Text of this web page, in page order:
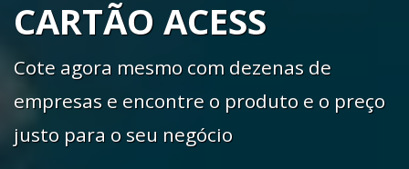
CARTÃO ACESS
Cote agora mesmo com dezenas de
empresas e encontre o produto e o preço
justo para o seu negócio